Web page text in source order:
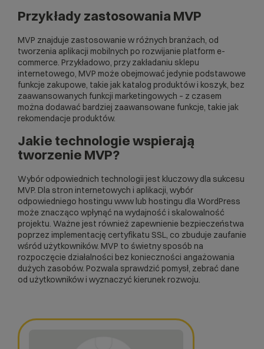
Przykłady zastosowania MVP
MVP znajduje zastosowanie w różnych branżach, od
tworzenia aplikacji mobilnych po rozwijanie platform e-
commerce. Przykładowo, przy zakładaniu sklepu
internetowego, MVP może obejmować jedynie podstawowe
funkcje zakupowe, takie jak katalog produktów i koszyk, bez
zaawansowanych funkcji marketingowych – z czasem
można dodawać bardziej zaawansowane funkcje, takie jak
rekomendacje produktów.
Jakie technologie wspierają
tworzenie MVP?
Wybór odpowiednich technologii jest kluczowy dla sukcesu
MVP. Dla stron internetowych i aplikacji, wybór
odpowiedniego hostingu www lub hostingu dla WordPress
może znacząco wpłynąć na wydajność i skalowalność
projektu. Ważne jest również zapewnienie bezpieczeństwa
poprzez implementację certyfikatu SSL, co zbuduje zaufanie
wśród użytkowników. MVP to świetny sposób na
rozpoczęcie działalności bez konieczności angażowania
dużych zasobów. Pozwala sprawdzić pomysł, zebrać dane
od użytkowników i wyznaczyć kierunek rozwoju.